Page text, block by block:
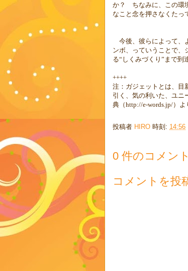
か？ ちなみに、この環
なこと念を押さなくたっ
今後、彼らによって、
ンボ、っていうことで、
る“しくみづくり”まで到
++++
注：ガジェットとは、目
引く、気の利いた、ユニ
典（http://e-words.jp/）よ
投稿者 HIRO 時刻: 14:56
0 件のコメン
コメントを投